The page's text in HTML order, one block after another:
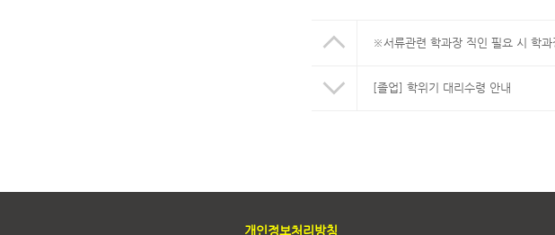
※서류관련 학과장 직인 필요 시 학
[졸업] 학위기 대리수령 안내
개인정보처리방침